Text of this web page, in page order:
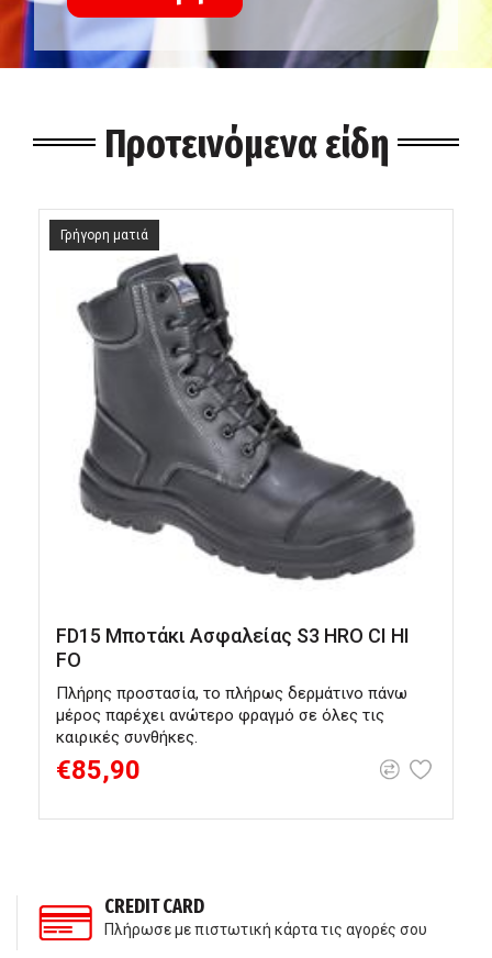
Προτεινόμενα είδη
FD15 Μποτάκι Ασφαλείας S3 HRO CI HI
FO
Πλήρης προστασία, το πλήρως δερμάτινο πάνω
μέρος παρέχει ανώτερο φραγμό σε όλες τις
καιρικές συνθήκες.
€85,90
Γρήγορη ματιά
CREDIT CARD
Πλήρωσε με πιστωτική κάρτα τις αγορές σου